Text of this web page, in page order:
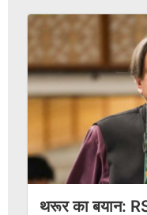
थरूर का बयान: